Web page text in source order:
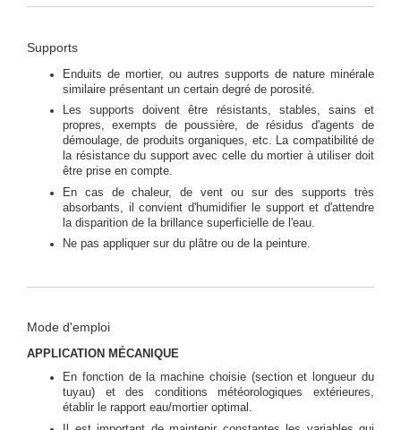
Supports
Enduits de mortier, ou autres supports de nature minérale
similaire présentant un certain degré de porosité.
Les supports doivent être résistants, stables, sains et
propres, exempts de poussière, de résidus d'agents de
démoulage, de produits organiques, etc. La compatibilité de
la résistance du support avec celle du mortier à utiliser doit
être prise en compte.
En cas de chaleur, de vent ou sur des supports très
absorbants, il convient d'humidifier le support et d'attendre
la disparition de la brillance superficielle de l'eau.
Ne pas appliquer sur du plâtre ou de la peinture.
Mode d'emploi
APPLICATION MÉCANIQUE
En fonction de la machine choisie (section et longueur du
tuyau) et des conditions météorologiques extérieures,
établir le rapport eau/mortier optimal.